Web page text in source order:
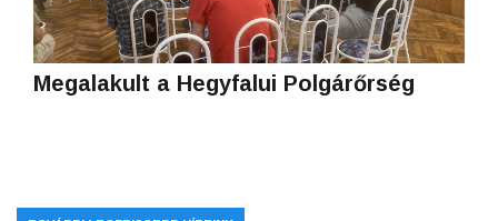
Megalakult a Hegyfalui Polgárőrség